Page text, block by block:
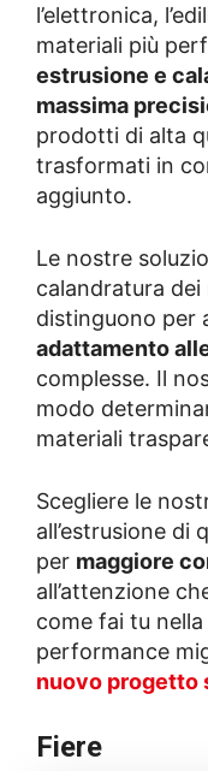
l’elettronica,
materiali più
estrusione e
massima
prodotti di alta
trasformati in
aggiunto.
Le nostre
calandratura
distinguono per
adattamento
complesse. Il
modo
materiali
Scegliere le
all’estrusione
per maggiore
all’attenzione
come fai tu
performance
nuovo progetto
Fiere